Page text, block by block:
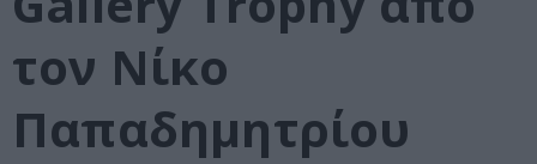
τον Νίκο
Παπαδημητρίου